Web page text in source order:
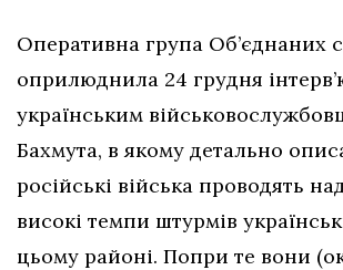
Оперативна група Об’єднаних
оприлюднила 24 грудня
українським
Бахмута, в якому детально
російські війська проводять
високі темпи штурмів
цьому районі. Попри те вони